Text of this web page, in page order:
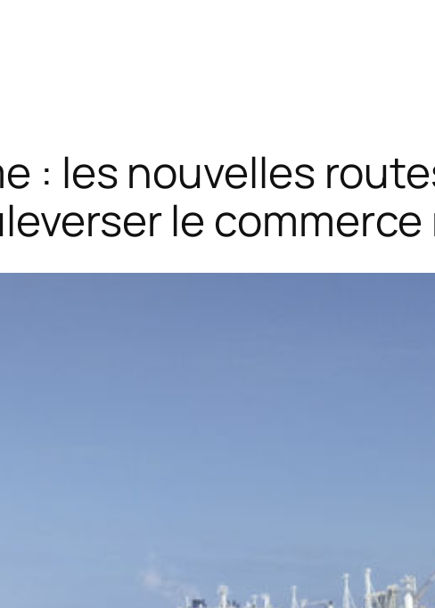
: les nouvelles
le